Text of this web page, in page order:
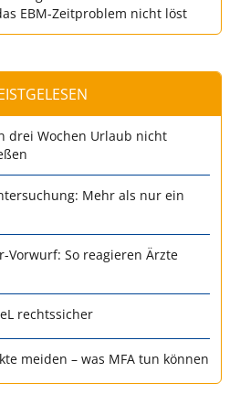
EBM-Zeitproblem nicht löst
drei Wochen Urlaub nicht
Mehr als nur ein
Vorwurf: So reagieren Ärzte
rechtssicher
meiden – was MFA tun können